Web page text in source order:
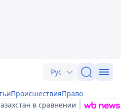
Рус
ПроисшествияПраво
в сравнении